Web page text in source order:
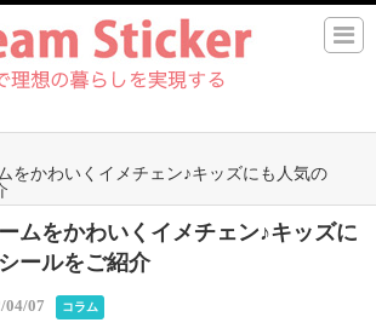
をかわいくイメチェン♪キッズにも人気の
ムをかわいくイメチェン♪キッズに
ールをご紹介
04/07 コラム